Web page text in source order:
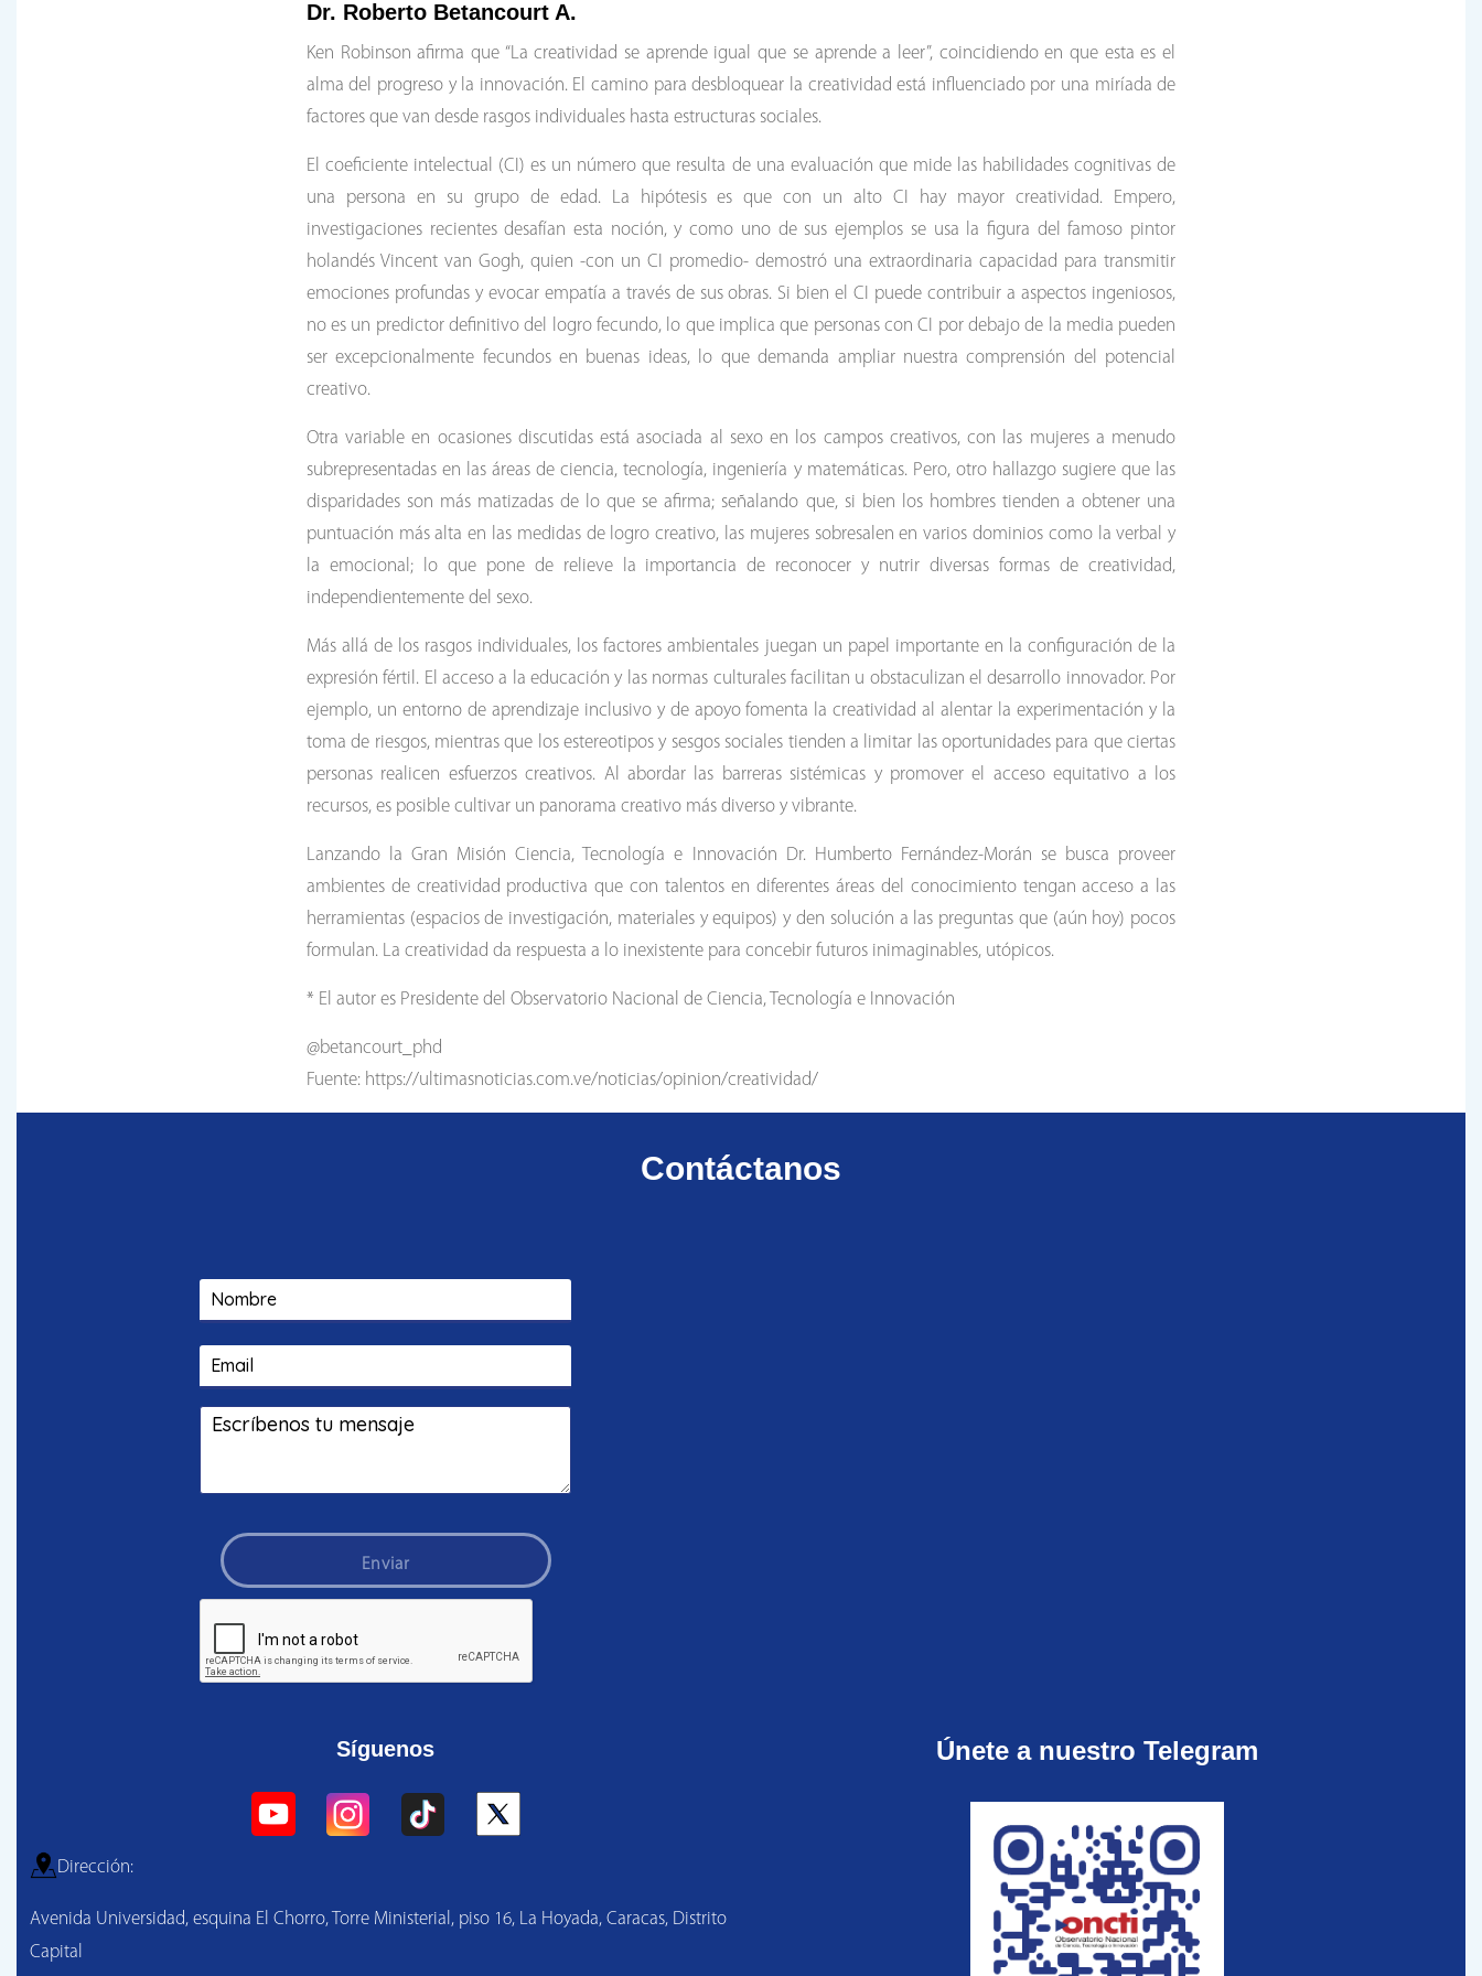
Dr. Roberto Betancourt A.
Ken Robinson afirma que “La creatividad se aprende igual que se aprende a leer”, coincidiendo en que esta es el
alma del progreso y la innovación. El camino para desbloquear la creatividad está influenciado por una miríada de
factores que van desde rasgos individuales hasta estructuras sociales.
El coeficiente intelectual (CI) es un número que resulta de una evaluación que mide las habilidades cognitivas de
una persona en su grupo de edad. La hipótesis es que con un alto CI hay mayor creatividad. Empero,
investigaciones recientes desafían esta noción, y como uno de sus ejemplos se usa la figura del famoso pintor
holandés Vincent van Gogh, quien -con un CI promedio- demostró una extraordinaria capacidad para transmitir
emociones profundas y evocar empatía a través de sus obras. Si bien el CI puede contribuir a aspectos ingeniosos,
no es un predictor definitivo del logro fecundo, lo que implica que personas con CI por debajo de la media pueden
ser excepcionalmente fecundos en buenas ideas, lo que demanda ampliar nuestra comprensión del potencial
creativo.
Otra variable en ocasiones discutidas está asociada al sexo en los campos creativos, con las mujeres a menudo
subrepresentadas en las áreas de ciencia, tecnología, ingeniería y matemáticas. Pero, otro hallazgo sugiere que las
disparidades son más matizadas de lo que se afirma; señalando que, si bien los hombres tienden a obtener una
puntuación más alta en las medidas de logro creativo, las mujeres sobresalen en varios dominios como la verbal y
la emocional; lo que pone de relieve la importancia de reconocer y nutrir diversas formas de creatividad,
independientemente del sexo.
Más allá de los rasgos individuales, los factores ambientales juegan un papel importante en la configuración de la
expresión fértil. El acceso a la educación y las normas culturales facilitan u obstaculizan el desarrollo innovador. Por
ejemplo, un entorno de aprendizaje inclusivo y de apoyo fomenta la creatividad al alentar la experimentación y la
toma de riesgos, mientras que los estereotipos y sesgos sociales tienden a limitar las oportunidades para que ciertas
personas realicen esfuerzos creativos. Al abordar las barreras sistémicas y promover el acceso equitativo a los
recursos, es posible cultivar un panorama creativo más diverso y vibrante.
Lanzando la Gran Misión Ciencia, Tecnología e Innovación Dr. Humberto Fernández-Morán se busca proveer
ambientes de creatividad productiva que con talentos en diferentes áreas del conocimiento tengan acceso a las
herramientas (espacios de investigación, materiales y equipos) y den solución a las preguntas que (aún hoy) pocos
formulan. La creatividad da respuesta a lo inexistente para concebir futuros inimaginables, utópicos.
* El autor es Presidente del Observatorio Nacional de Ciencia, Tecnología e Innovación
@betancourt_phd
Fuente: https://ultimasnoticias.com.ve/noticias/opinion/creatividad/
Contáctanos
Enviar
Síguenos
Dirección:
Avenida Universidad, esquina El Chorro, Torre Ministerial, piso 16, La Hoyada, Caracas, Distrito
Capital
Únete a nuestro Telegram